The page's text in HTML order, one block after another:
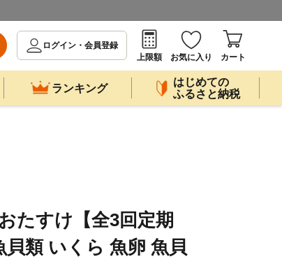
ログイン・会員登録
上限額
お気に入り カート
ランキング
はじめての
ふるさと納税
たすけ【全3回定期
類 いくら 魚卵 魚貝